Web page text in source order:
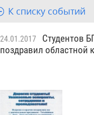
К списку событий
24.01.2017
Студентов
поздравил областной